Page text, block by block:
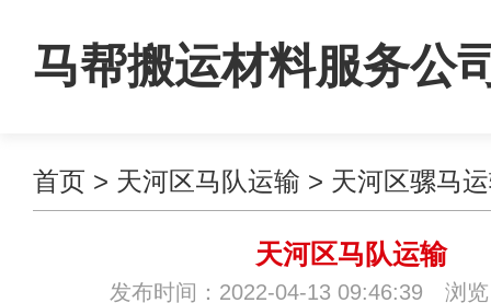
马帮搬运材料服务公
首页 > 天河区马队运输 > 天河区骡马
天河区马队运输
发布时间：2022-04-13 09:46:39 浏览